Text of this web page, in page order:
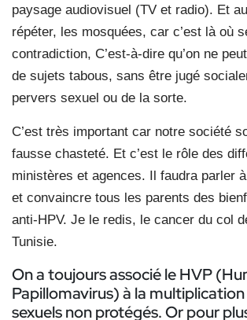
paysage audiovisuel (TV et radio). Et
répéter, les mosquées, car c’est là où
contradiction, C’est-à-dire qu’on ne
de sujets tabous, sans être jugé
pervers sexuel ou de la sorte.
C’est très important car notre société
fausse chasteté. Et c’est le rôle des
ministères et agences. Il faudra parler
et convaincre tous les parents des
anti-HPV. Je le redis, le cancer du col
Tunisie.
On a toujours associé le HVP
Papillomavirus) à la
sexuels non protégés. Or pour